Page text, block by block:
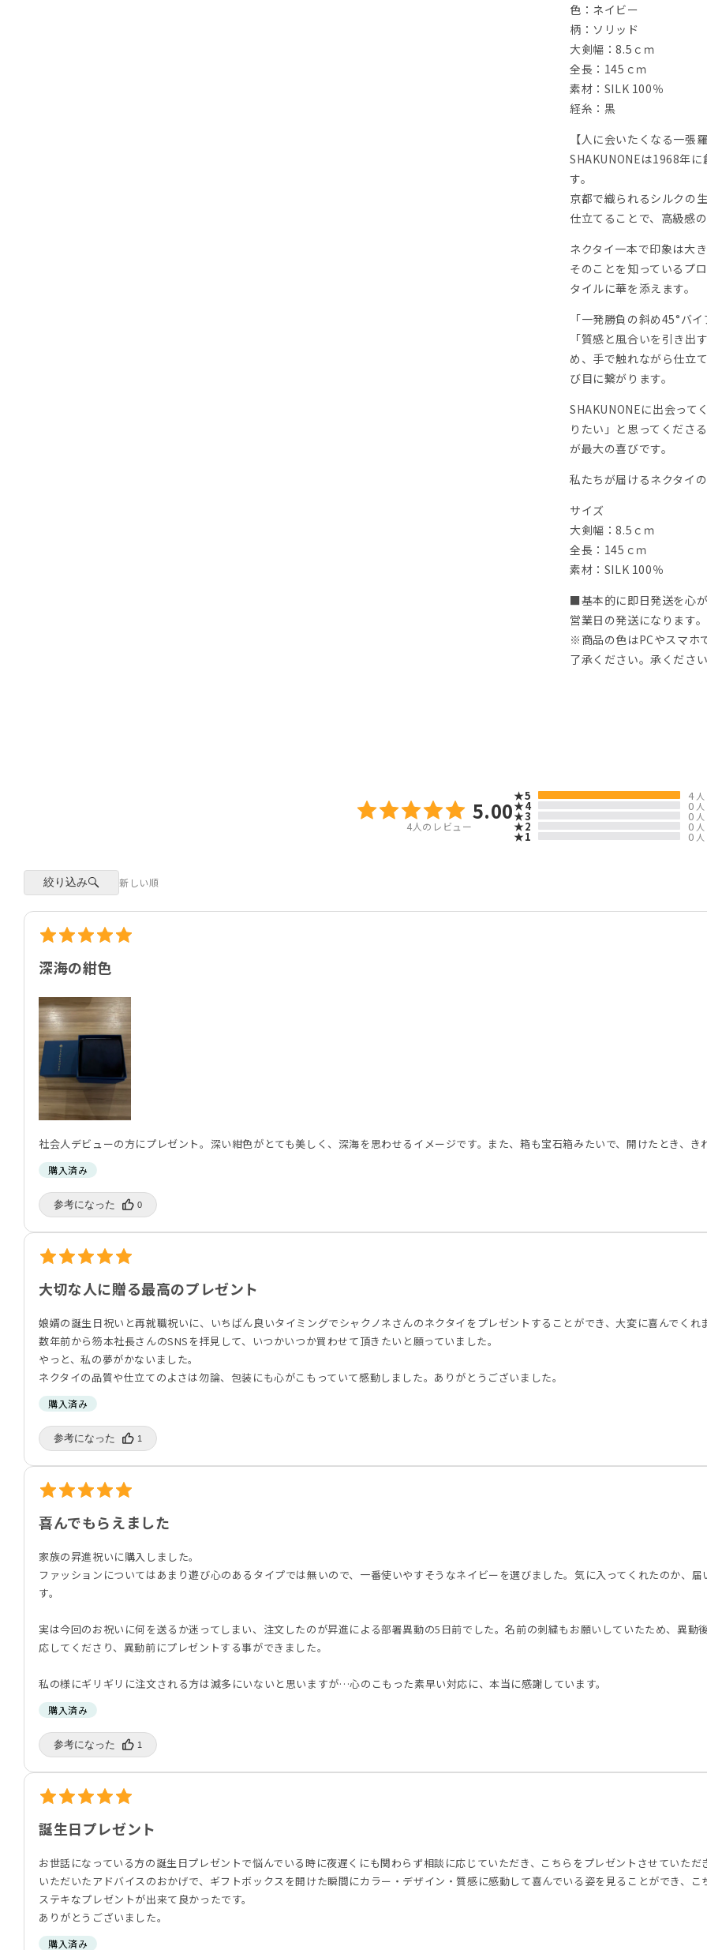
色：ネイビー
柄：ソリッド
大剣幅：8.5ｃｍ
全長：145ｃｍ
素材：SILK 100％
経糸：黒
【人に会いたくなる一張羅
SHAKUNONEは1968年
す。
京都で織られるシルクの
仕立てることで、高級感
ネクタイ一本で印象は大
そのことを知っているプ
タイルに華を添えます。
「一発勝負の斜め45°バ
「質感と風合いを引き出
め、手で触れながら仕立
び目に繋がります。
SHAKUNONEに出会って
りたい」と思ってくださ
が最大の喜びです。
私たちが届けるネクタイ
サイズ
大剣幅：8.5ｃｍ
全長：145ｃｍ
素材：SILK 100％
■基本的に即日発送を心
営業日の発送になります。
※商品の色はPCやスマホ
了承ください。承ください
5.00
4人のレビュー
★5 4 人
★4 0 人
★3 0 人
★2 0 人
★1 0 人
絞り込み 新しい順
深海の紺色
社会人デビューの方にプレゼント。深い紺色がとても美しく、深海を思わせるイメージです。また、箱も宝石箱みたいで、開けたとき、き
購入済み
参考になった️ 0
大切な人に贈る最高のプレゼント
娘婿の誕生日祝いと再就職祝いに、いちばん良いタイミングでシャクノネさんのネクタイをプレゼントすることができ、大変に喜んでくれ
数年前から笏本社長さんのSNSを拝見して、いつかいつか買わせて頂きたいと願っていました。
やっと、私の夢がかないました。
ネクタイの品質や仕立てのよさは勿論、包装にも心がこもっていて感動しました。ありがとうございました。
購入済み
参考になった️ 1
喜んでもらえました
家族の昇進祝いに購入しました。
ファッションについてはあまり遊び心のあるタイプでは無いので、一番使いやすそうなネイビーを選びました。気に入ってくれたのか、
す。
実は今回のお祝いに何を送るか迷ってしまい、注文したのが昇進による部署異動の5日前でした。名前の刺繍もお願いしていたため、異
応してくださり、異動前にプレゼントする事ができました。
私の様にギリギリに注文される方は滅多にいないと思いますが…心のこもった素早い対応に、本当に感謝しています。
購入済み
参考になった️ 1
誕生日プレゼント
お世話になっている方の誕生日プレゼントで悩んでいる時に夜遅くにも関わらず相談に応じていただき、こちらをプレゼントさせていただ
いただいたアドバイスのおかげで、ギフトボックスを開けた瞬間にカラー・デザイン・質感に感動して喜んでいる姿を見ることができ、こ
ステキなプレゼントが出来て良かったです。
ありがとうございました。
購入済み